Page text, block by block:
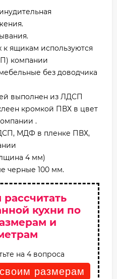
ящикам используются
компании
без доводчика
выполнен из ЛДСП
кромкой ПВХ в цвет
.
МДФ в пленке ПВХ,
4 мм)
черные 100 мм.
кухни по
и
на 4 вопроса
размерам